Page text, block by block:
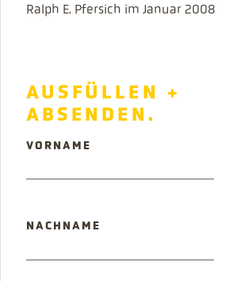
Ralph E. Pfersich im Januar 2008
AUSFÜLLEN +
ABSENDEN.
PFLICHTFELD
VORNAME
PFLICHTFELD
NACHNAME